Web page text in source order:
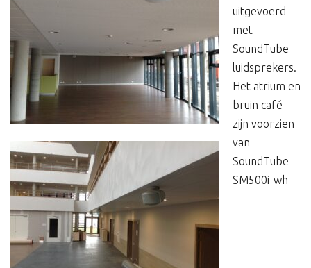
uitgevoerd
met
SoundTube
luidsprekers.
Het atrium en
bruin café
zijn voorzien
van
SoundTube
SM500i-wh